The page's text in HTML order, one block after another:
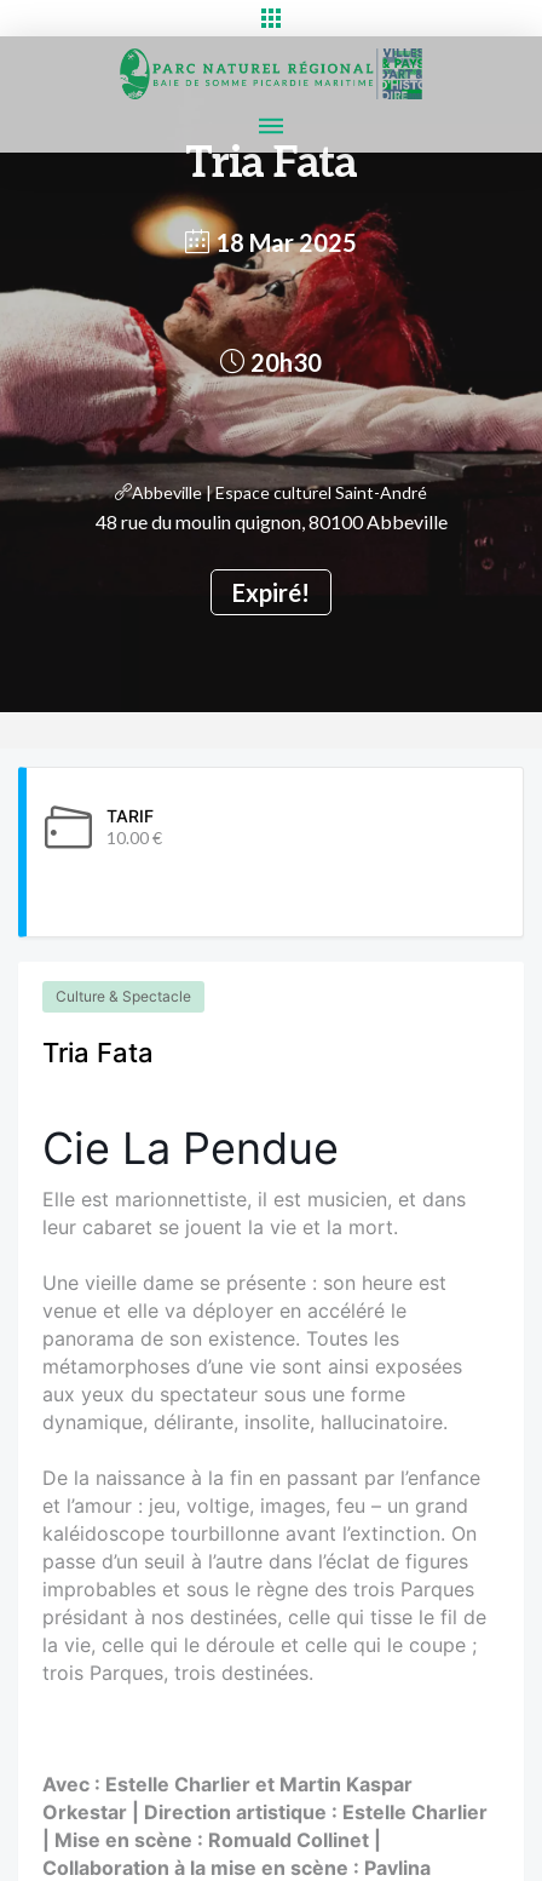
Tria Fata
18 Mar 2025
Expiré!
20h30
Abbeville | Espace culturel Saint-André
48 rue du moulin quignon, 80100 Abbeville
TARIF
10.00 €
Culture & Spectacle
Tria Fata
Cie La Pendue
Elle est marionnettiste, il est musicien, et dans
leur cabaret se jouent la vie et la mort.
Une vieille dame se présente : son heure est
venue et elle va déployer en accéléré le
panorama de son existence. Toutes les
métamorphoses d’une vie sont ainsi exposées
aux yeux du spectateur sous une forme
dynamique, délirante, insolite, hallucinatoire.
De la naissance à la fin en passant par l’enfance
et l’amour : jeu, voltige, images, feu – un grand
kaléidoscope tourbillonne avant l’extinction. On
passe d’un seuil à l’autre dans l’éclat de figures
improbables et sous le règne des trois Parques
présidant à nos destinées, celle qui tisse le fil de
la vie, celle qui le déroule et celle qui le coupe ;
trois Parques, trois destinées.
Avec : Estelle Charlier et Martin Kaspar
Orkestar | Direction artistique : Estelle Charlier
| Mise en scène : Romuald Collinet |
Collaboration à la mise en scène : Pavlina